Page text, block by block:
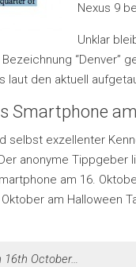
Nexus 9
Unklar
“Denver”
laut den aktuell
Smartphone
selbst exzellenter
anonyme Tippgeber
am 16.
am Halloween
16th October…